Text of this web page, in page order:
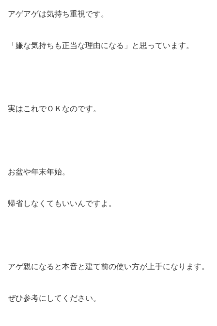
アゲアゲは気持ち重視です。
「嫌な気持ちも正当な理由になる」と思っています。
実はこれでＯＫなのです。
お盆や年末年始。
帰省しなくてもいいんですよ。
アゲ親になると本音と建て前の使い方が上手になります。
ぜひ参考にしてください。